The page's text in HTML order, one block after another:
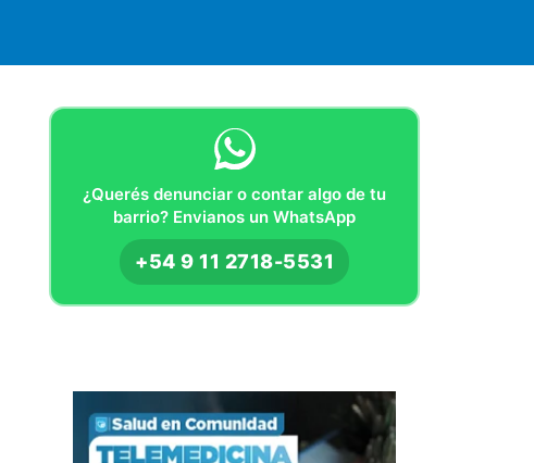
¿Querés denunciar o contar algo de tu
barrio? Envianos un WhatsApp
+54 9 11 2718-5531